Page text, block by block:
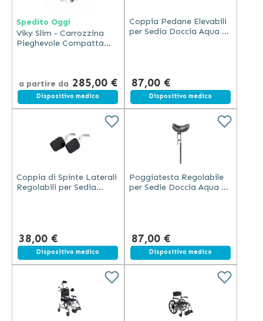
Spedito Oggi
Viky Slim - Carrozzina
Pieghevole Compatta
a partire da 285,00 €
Spedizione gratuita
Dispositivo medico
Coppia Pedane Elevabili
per Sedia Doccia Aqua –
87,00 €
Spedizione gratuita
Dispositivo medico
Coppia di Spinte Laterali
Regolabili per Sedia
38,00 €
Spedizione gratuita
Dispositivo medico
Poggiatesta Regolabile
per Sedie Doccia Aqua –
87,00 €
Spedizione gratuita
Dispositivo medico